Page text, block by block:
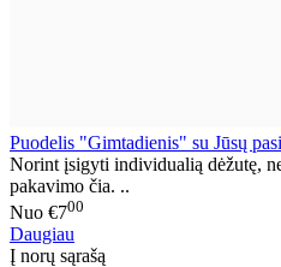
Puodelis "Gimtadienis" su Jūsų
Norint įsigyti individualią dėžutę,
pakavimo čia. ..
Nuo €700
Daugiau
Į norų sąrašą